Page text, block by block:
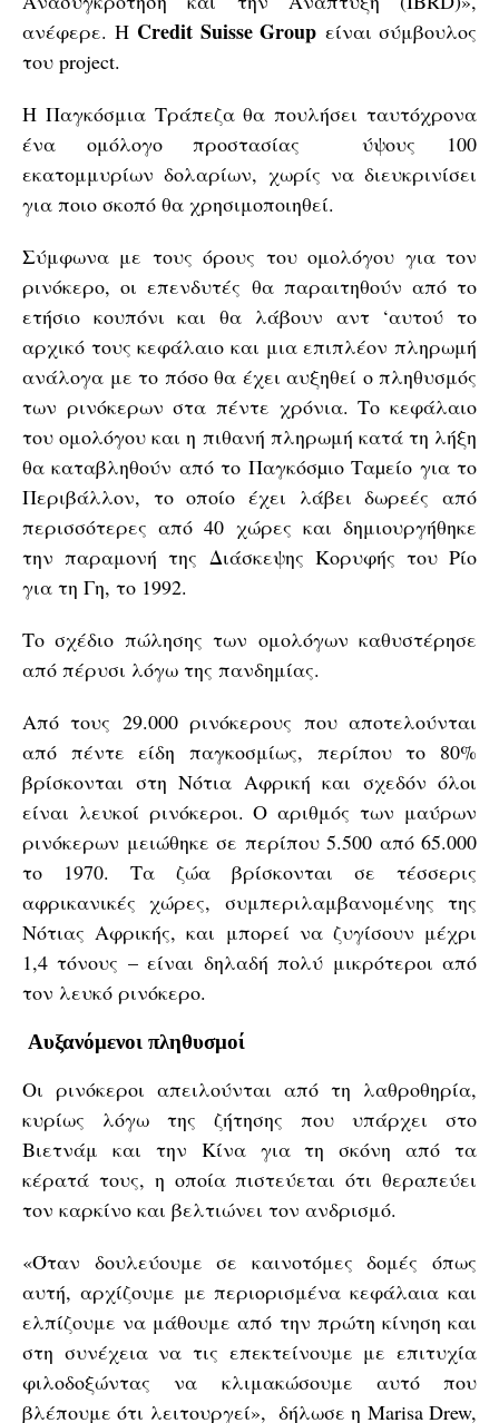
ανέφερε. Η Credit Suisse Group είναι σύμβουλος
του project.
Η Παγκόσμια Τράπεζα θα πουλήσει ταυτόχρονα
ένα ομόλογο προστασίας ύψους 100
εκατομμυρίων δολαρίων, χωρίς να διευκρινίσει
για ποιο σκοπό θα χρησιμοποιηθεί.
Σύμφωνα με τους όρους του ομολόγου για τον
ρινόκερο, οι επενδυτές θα παραιτηθούν από το
ετήσιο κουπόνι και θα λάβουν αντ ‘αυτού το
αρχικό τους κεφάλαιο και μια επιπλέον πληρωμή
ανάλογα με το πόσο θα έχει αυξηθεί ο πληθυσμός
των ρινόκερων στα πέντε χρόνια. Το κεφάλαιο
του ομολόγου και η πιθανή πληρωμή κατά τη λήξη
θα καταβληθούν από το Παγκόσµιο Ταµείο για το
Περιβάλλον, το οποίο έχει λάβει δωρεές από
περισσότερες από 40 χώρες και δημιουργήθηκε
την παραμονή της Διάσκεψης Κορυφής του Ρίο
για τη Γη, το 1992.
Το σχέδιο πώλησης των ομολόγων καθυστέρησε
από πέρυσι λόγω της πανδημίας.
Από τους 29.000 ρινόκερους που αποτελούνται
από πέντε είδη παγκοσμίως, περίπου το 80%
βρίσκονται στη Νότια Αφρική και σχεδόν όλοι
είναι λευκοί ρινόκεροι. Ο αριθμός των μαύρων
ρινόκερων μειώθηκε σε περίπου 5.500 από 65.000
το 1970. Τα ζώα βρίσκονται σε τέσσερις
αφρικανικές χώρες, συμπεριλαμβανομένης της
Νότιας Αφρικής, και μπορεί να ζυγίσουν μέχρι
1,4 τόνους – είναι δηλαδή πολύ μικρότεροι από
τον λευκό ρινόκερο.
Αυξανόμενοι πληθυσμοί
Οι ρινόκεροι απειλούνται από τη λαθροθηρία,
κυρίως λόγω της ζήτησης που υπάρχει στο
Βιετνάμ και την Κίνα για τη σκόνη από τα
κέρατά τους, η οποία πιστεύεται ότι θεραπεύει
τον καρκίνο και βελτιώνει τον ανδρισμό.
«Όταν δουλεύουμε σε καινοτόμες δομές όπως
αυτή, αρχίζουμε με περιορισμένα κεφάλαια και
ελπίζουμε να μάθουμε από την πρώτη κίνηση και
στη συνέχεια να τις επεκτείνουμε με επιτυχία
φιλοδοξώντας να κλιμακώσουμε αυτό που
βλέπουμε ότι λειτουργεί», δήλωσε η Marisa Drew,